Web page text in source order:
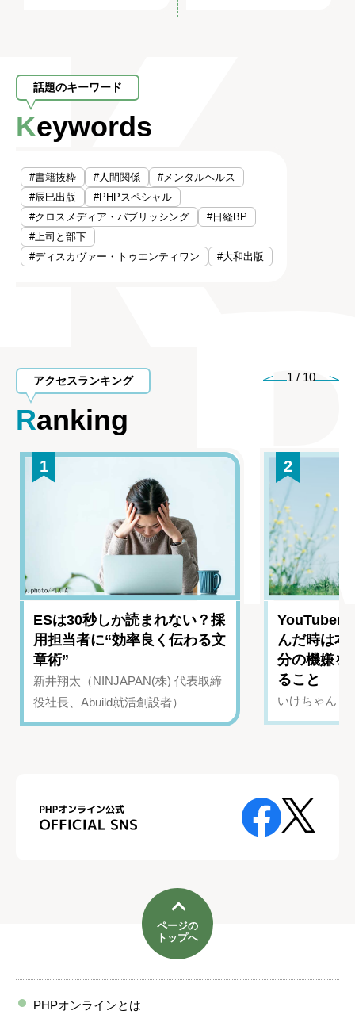
話題のキーワード
Keywords
#書籍抜粋 #人間関係
#メンタルヘルス
#辰巳出版
#PHPスペシャル
#クロスメディア・パブリッシング
#日経BP
#上司と部下
#ディスカヴァー・トゥエンティワン
#大和出版
アクセスランキング
Ranking
1 / 10
1
ESは30秒しか読まれない？採
用担当者に“効率良く伝わる文
章術”
新井翔太（NINJAPAN(株) 代表取締
役社長、Abuild就活創設者）
2
YouTuber
んだ時は
分の機嫌を
ること
いけちゃん（
ページの
トップへ
PHPオンラインとは